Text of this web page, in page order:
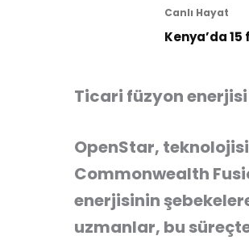
Canlı Hayat
Kenya’da
Ticari füzyon
OpenStar,
Commonwealth
enerjisinin
uzmanlar, bu